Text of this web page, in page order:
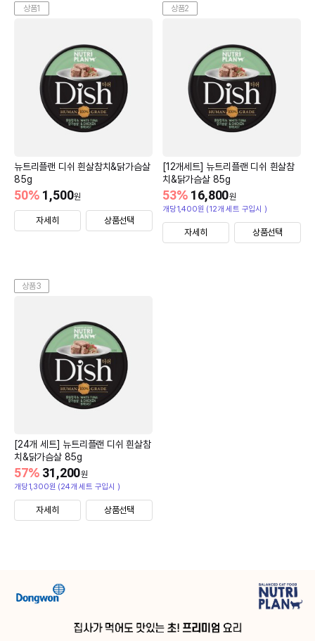
상품1
뉴트리플랜 디쉬 흰살참치&닭가슴살
85g
1,500원
50%
자세히 상품선택
상품2
[12개세트] 뉴트리플랜 디쉬 흰살참
치&닭가슴살 85g
16,800원
53%
개당1,400원 (12개 세트 구입시 )
자세히 상품선택
상품3
[24개 세트] 뉴트리플랜 디쉬 흰살참
치&닭가슴살 85g
31,200원
57%
개당1,300원 (24개 세트 구입시 )
자세히 상품선택